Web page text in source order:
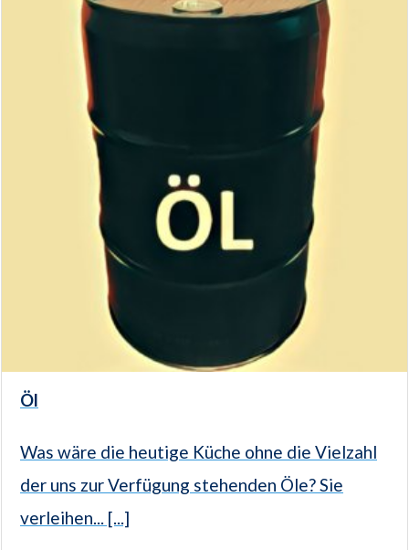
Öl
Was wäre die heutige Küche ohne die Vielzahl
der uns zur Verfügung stehenden Öle? Sie
verleihen... [...]